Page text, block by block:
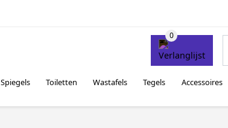
Spiegels Toiletten Wastafels Tegels Accessoires